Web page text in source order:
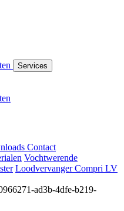
Services
Contact
Vochtwerende
Loodvervanger Compri LV